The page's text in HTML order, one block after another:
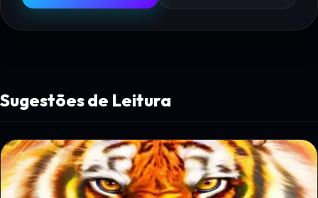
Sugestões de Leitura